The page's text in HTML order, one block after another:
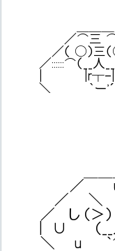
／⌒三 ⌒
／（ ○）
／::::::⌒（__人__
| |r┬-
＼ `ー
／ u
／ ＼
／ し （＞）
| ∪ （__人
＼ u